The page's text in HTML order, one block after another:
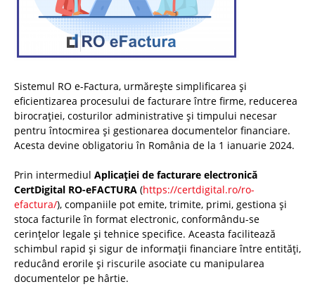
Sistemul RO e-Factura, urmărește simplificarea și
eficientizarea procesului de facturare între firme, reducerea
birocrației, costurilor administrative și timpului necesar
pentru întocmirea și gestionarea documentelor financiare.
Acesta devine obligatoriu în România de la 1 ianuarie 2024.
Prin intermediul Aplicației de facturare electronică
CertDigital RO-eFACTURA (https://certdigital.ro/ro-
efactura/), companiile pot emite, trimite, primi, gestiona și
stoca facturile în format electronic, conformându-se
cerințelor legale și tehnice specifice. Aceasta facilitează
schimbul rapid și sigur de informații financiare între entități,
reducând erorile și riscurile asociate cu manipularea
documentelor pe hârtie.